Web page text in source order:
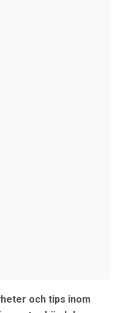
och tips inom